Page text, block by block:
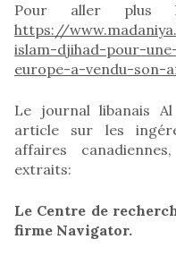
Pour aller
https://
islam-djihad-pour-
europe-a-vendu-son-
Le journal libanais
article sur les
affaires
extraits:
Le Centre de
firme Navigator.